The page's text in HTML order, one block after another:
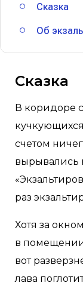
Сказка
Об
Сказка
В коридоре
счетом
вырывались
раз
Хотя за
в помещении
вот
лава